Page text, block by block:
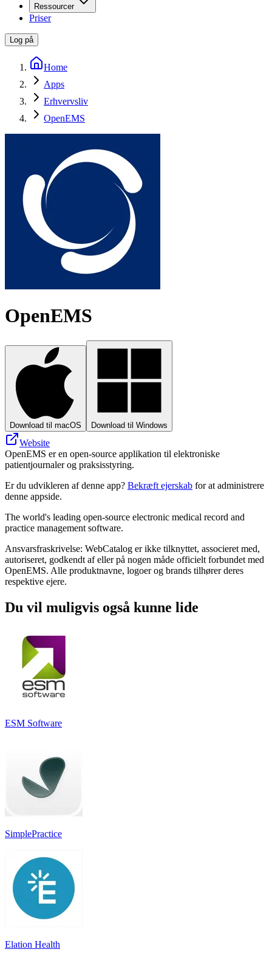
Ressourcer
Priser
Log på
Home
Apps
Erhvervsliv
OpenEMS
OpenEMS
Download til macOS Download til Windows
Website
OpenEMS er en open-source applikation til elektroniske
patientjournaler og praksisstyring.
Er du udvikleren af denne app? Bekræft ejerskab for at administrere
denne appside.
The world's leading open-source electronic medical record and
practice management software.
Ansvarsfraskrivelse: WebCatalog er ikke tilknyttet, associeret med,
autoriseret, godkendt af eller på nogen måde officielt forbundet med
OpenEMS. Alle produktnavne, logoer og brands tilhører deres
respektive ejere.
Du vil muligvis også kunne lide
ESM Software
SimplePractice
Elation Health